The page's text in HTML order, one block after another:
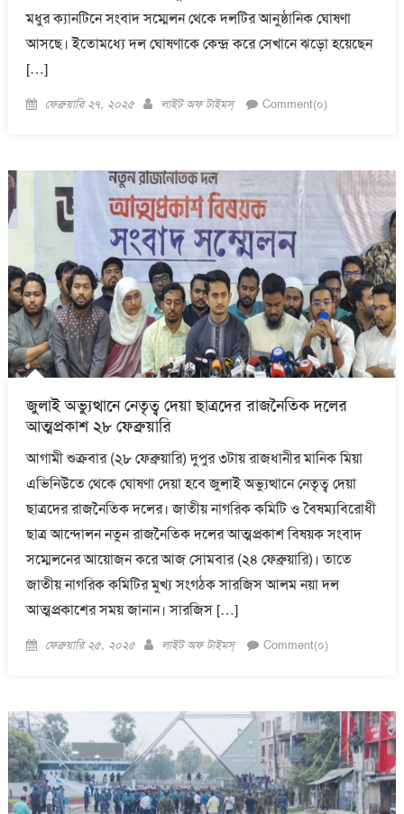
মধুর ক্যানটিনে সংবাদ সম্মেলন থেকে দলটির আনুষ্ঠানিক ঘোষণা
আসছে। ইতোমধ্যে দল ঘোষণাকে কেন্দ্র করে সেখানে ঝড়ো হয়েছেন
[…]
Posted
ফেব্রুয়ারি ২৭, ২০২৫ Author
লাইট অফ টাইমস্ Comment(০)
জুলাই অভ্যুত্থানে নেতৃত্ব দেয়া ছাত্রদের রাজনৈতিক দলের
আত্মপ্রকাশ ২৮ ফেব্রুয়ারি
আগামী শুক্রবার (২৮ ফেব্রুয়ারি) দুপুর ৩টায় রাজধানীর মানিক মিয়া
এভিনিউতে থেকে ঘোষণা দেয়া হবে জুলাই অভ্যুত্থানে নেতৃত্ব দেয়া
ছাত্রদের রাজনৈতিক দলের। জাতীয় নাগরিক কমিটি ও বৈষম্যবিরোধী
ছাত্র আন্দোলন নতুন রাজনৈতিক দলের আত্মপ্রকাশ বিষয়ক সংবাদ
সম্মেলনের আয়োজন করে আজ সোমবার (২৪ ফেব্রুয়ারি)। তাতে
জাতীয় নাগরিক কমিটির মুখ্য সংগঠক সারজিস আলম নয়া দল
আত্মপ্রকাশের সময় জানান। সারজিস […]
Posted
ফেব্রুয়ারি ২৫, ২০২৫ Author
লাইট অফ টাইমস্ Comment(০)